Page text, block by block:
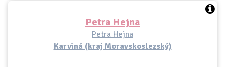
Petra Hejna
Petra Hejna
Karviná (kraj Moravskoslezský)